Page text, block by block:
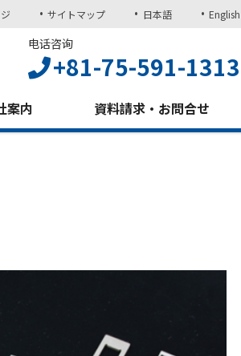
サイトマップ 日本語 English
电话咨询
+81-75-591-1313
案内 資料請求・お問合せ